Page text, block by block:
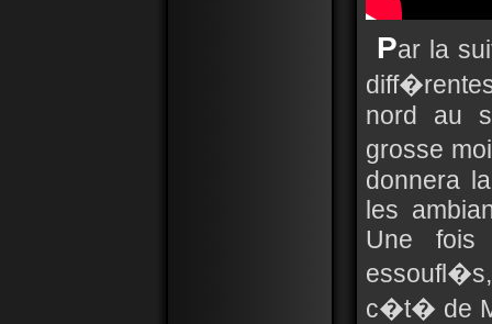
Par la
nord au
grosse
donnera
les
Une fois
c�t� de